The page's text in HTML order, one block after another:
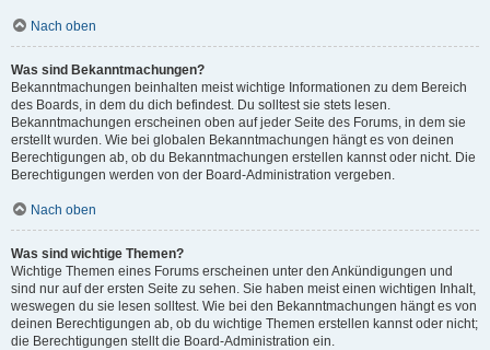
Nach oben
Was sind Bekanntmachungen?
Bekanntmachungen beinhalten meist wichtige Informationen zu dem Bereich
des Boards, in dem du dich befindest. Du solltest sie stets lesen.
Bekanntmachungen erscheinen oben auf jeder Seite des Forums, in dem sie
erstellt wurden. Wie bei globalen Bekanntmachungen hängt es von deinen
Berechtigungen ab, ob du Bekanntmachungen erstellen kannst oder nicht. Die
Berechtigungen werden von der Board-Administration vergeben.
Nach oben
Was sind wichtige Themen?
Wichtige Themen eines Forums erscheinen unter den Ankündigungen und
sind nur auf der ersten Seite zu sehen. Sie haben meist einen wichtigen Inhalt,
weswegen du sie lesen solltest. Wie bei den Bekanntmachungen hängt es von
deinen Berechtigungen ab, ob du wichtige Themen erstellen kannst oder nicht;
die Berechtigungen stellt die Board-Administration ein.